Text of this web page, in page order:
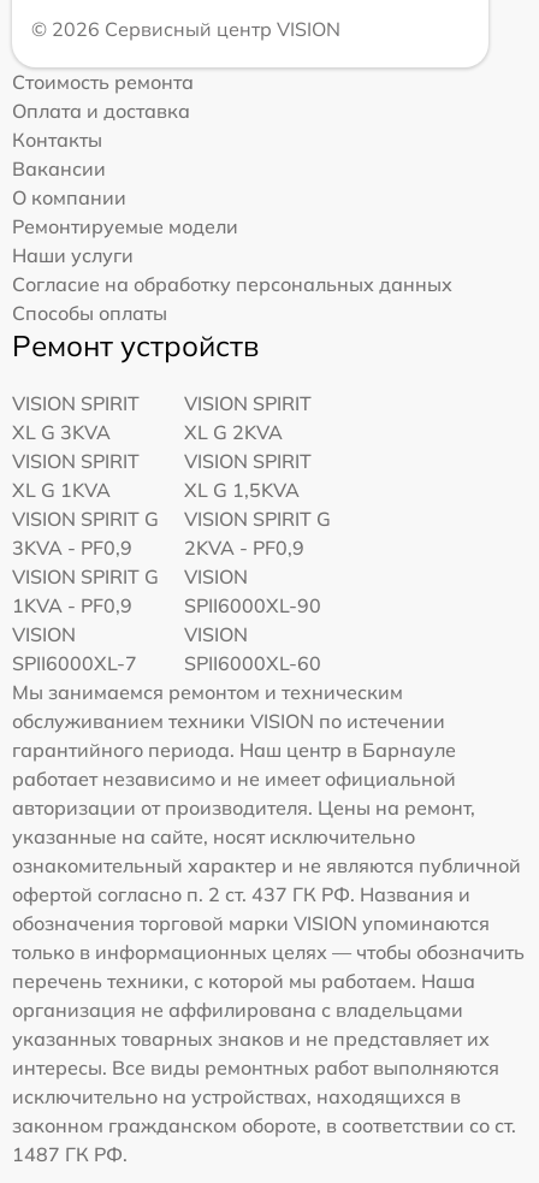
© 2026 Сервисный центр VISION
Стоимость ремонта
Оплата и доставка
Контакты
Вакансии
О компании
Ремонтируемые модели
Наши услуги
Согласие на обработку персональных данных
Способы оплаты
Ремонт устройств
VISION SPIRIT
XL G 3KVA
VISION SPIRIT
XL G 2KVA
VISION SPIRIT
XL G 1KVA
VISION SPIRIT
XL G 1,5KVA
VISION SPIRIT G
3KVA - PF0,9
VISION SPIRIT G
2KVA - PF0,9
VISION SPIRIT G
1KVA - PF0,9
VISION
SPII6000XL-90
VISION
SPII6000XL-7
VISION
SPII6000XL-60
Мы занимаемся ремонтом и техническим
обслуживанием техники VISION по истечении
гарантийного периода. Наш центр в Барнауле
работает независимо и не имеет официальной
авторизации от производителя. Цены на ремонт,
указанные на сайте, носят исключительно
ознакомительный характер и не являются публичной
офертой согласно п. 2 ст. 437 ГК РФ. Названия и
обозначения торговой марки VISION упоминаются
только в информационных целях — чтобы обозначить
перечень техники, с которой мы работаем. Наша
организация не аффилирована с владельцами
указанных товарных знаков и не представляет их
интересы. Все виды ремонтных работ выполняются
исключительно на устройствах, находящихся в
законном гражданском обороте, в соответствии со ст.
1487 ГК РФ.